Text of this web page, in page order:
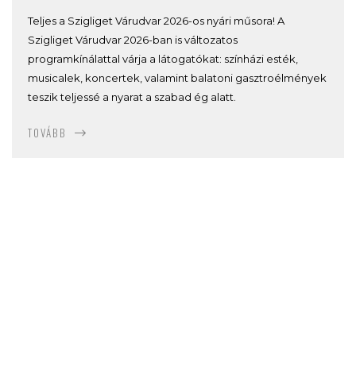
Teljes a Szigliget Várudvar 2026-os nyári műsora! A
Szigliget Várudvar 2026-ban is változatos
programkínálattal várja a látogatókat: színházi esték,
musicalek, koncertek, valamint balatoni gasztroélmények
teszik teljessé a nyarat a szabad ég alatt.
TOVÁBB